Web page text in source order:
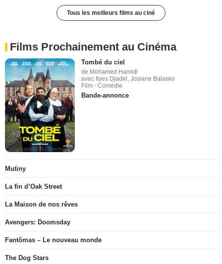
Tous les meilleurs films au ciné
Films Prochainement au Cinéma
Tombé du ciel
de Mohamed Hamidi
avec Ilyes Djadel, Josiane Balasko
Film - Comédie
Bande-annonce
Mutiny
La fin d’Oak Street
La Maison de nos rêves
Avengers: Doomsday
Fantômas – Le nouveau monde
The Dog Stars